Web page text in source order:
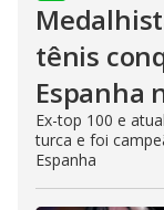
tênis
Espanha
Ex-top 100 e
turca e foi
Espanha